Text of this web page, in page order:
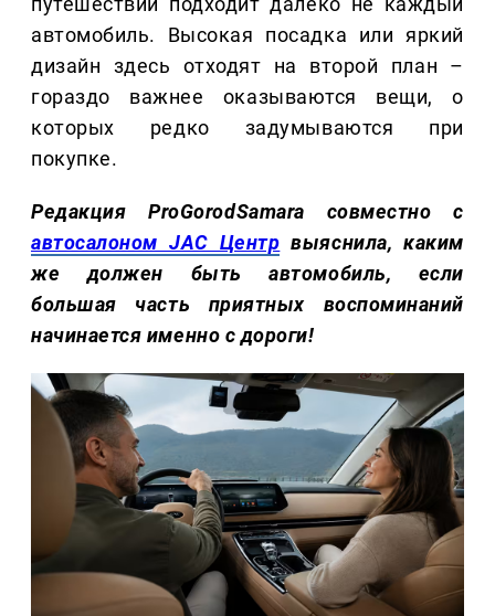
автомобиль. Высокая посадка или яркий
дизайн здесь отходят на второй план –
гораздо важнее оказываются вещи, о
которых редко задумываются при
покупке.
Редакция ProGorodSamara совместно с
автосалоном JAC Центр выяснила, каким
же должен быть автомобиль, если
большая часть приятных воспоминаний
начинается именно с дороги!